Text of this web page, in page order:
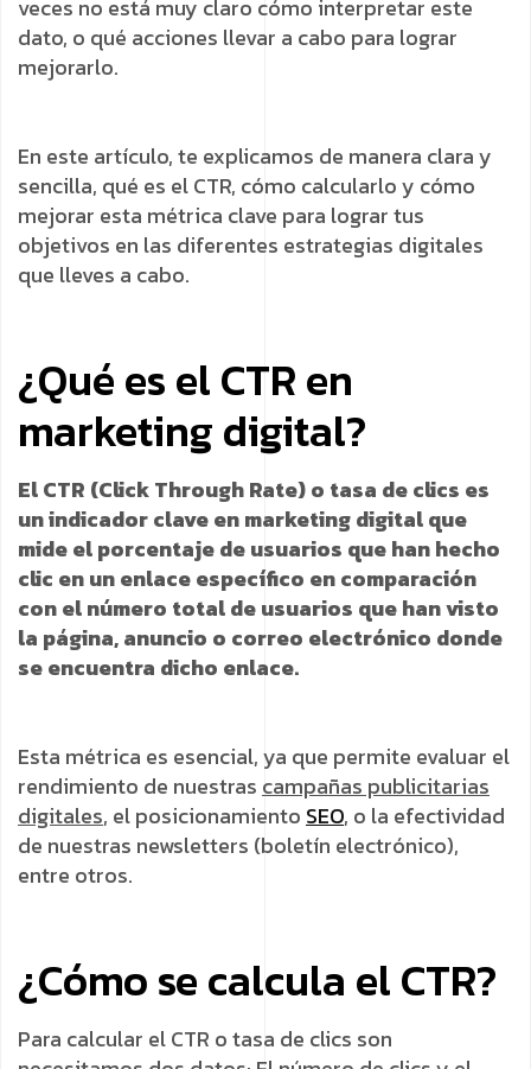
veces no está muy claro cómo interpretar este
dato, o qué acciones llevar a cabo para lograr
mejorarlo.
En este artículo, te explicamos de manera clara y
sencilla, qué es el CTR, cómo calcularlo y cómo
mejorar esta métrica clave para lograr tus
objetivos en las diferentes estrategias digitales
que lleves a cabo.
¿Qué es el CTR en
marketing digital?
El CTR (Click Through Rate) o tasa de clics es
un indicador clave en marketing digital que
mide el porcentaje de usuarios que han hecho
clic en un enlace específico en comparación
con el número total de usuarios que han visto
la página, anuncio o correo electrónico donde
se encuentra dicho enlace.
Esta métrica es esencial, ya que permite evaluar el
rendimiento de nuestras campañas publicitarias
digitales, el posicionamiento SEO, o la efectividad
de nuestras newsletters (boletín electrónico),
entre otros.
¿Cómo se calcula el CTR?
Para calcular el CTR o tasa de clics son